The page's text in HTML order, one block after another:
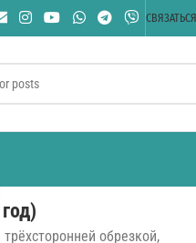
СВЯЗАТЬСЯ
обрезкой,